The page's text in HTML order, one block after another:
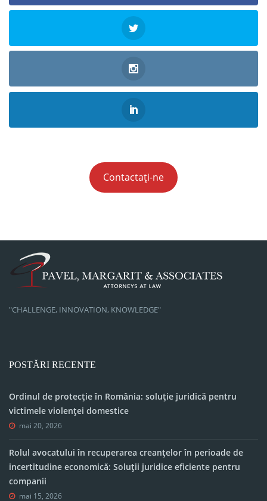
Contactați-ne
"CHALLENGE, INNOVATION, KNOWLEDGE"
POSTĂRI RECENTE
Ordinul de protecție în România: soluție juridică pentru
victimele violenței domestice
mai 20, 2026
Rolul avocatului în recuperarea creanțelor în perioade de
incertitudine economică: Soluții juridice eficiente pentru
companii
mai 15, 2026